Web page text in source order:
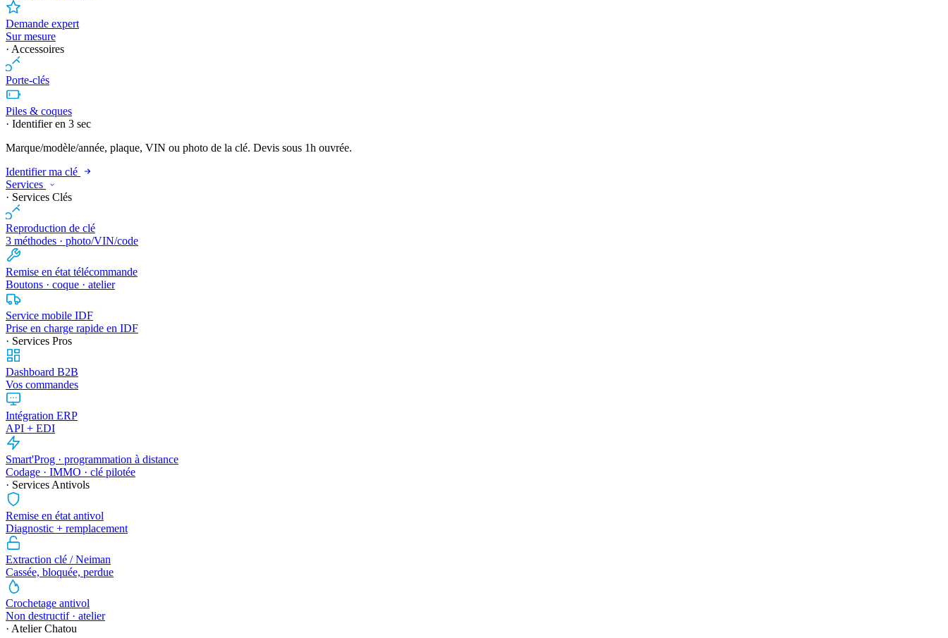
Demande expert
Sur mesure
· Accessoires
Porte-clés
Piles & coques
· Identifier en 3 sec
Marque/modèle/année, plaque, VIN ou photo de la clé. Devis sous 1h ouvrée.
Identifier ma clé
Services
· Services Clés
Reproduction de clé
3 méthodes · photo/VIN/code
Remise en état télécommande
Boutons · coque · atelier
Service mobile IDF
Prise en charge rapide en IDF
· Services Pros
Dashboard B2B
Vos commandes
Intégration ERP
API + EDI
Smart'Prog · programmation à distance
Codage · IMMO · clé pilotée
· Services Antivols
Remise en état antivol
Diagnostic + remplacement
Extraction clé / Neiman
Cassée, bloquée, perdue
Crochetage antivol
Non destructif · atelier
· Atelier Chatou